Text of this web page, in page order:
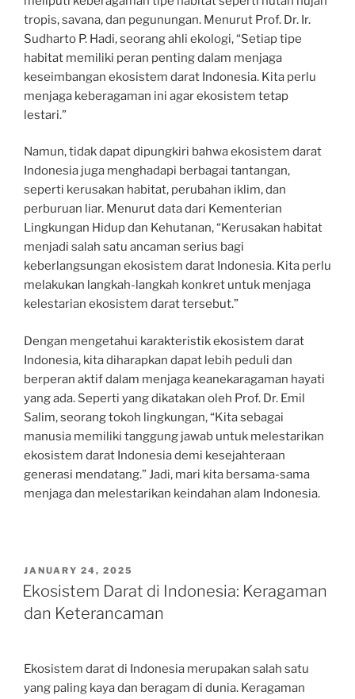
tropis, savana, dan pegunungan. Menurut Prof. Dr. Ir.
Sudharto P. Hadi, seorang ahli ekologi, “Setiap tipe
habitat memiliki peran penting dalam menjaga
keseimbangan ekosistem darat Indonesia. Kita perlu
menjaga keberagaman ini agar ekosistem tetap
lestari.”
Namun, tidak dapat dipungkiri bahwa ekosistem darat
Indonesia juga menghadapi berbagai tantangan,
seperti kerusakan habitat, perubahan iklim, dan
perburuan liar. Menurut data dari Kementerian
Lingkungan Hidup dan Kehutanan, “Kerusakan habitat
menjadi salah satu ancaman serius bagi
keberlangsungan ekosistem darat Indonesia. Kita perlu
melakukan langkah-langkah konkret untuk menjaga
kelestarian ekosistem darat tersebut.”
Dengan mengetahui karakteristik ekosistem darat
Indonesia, kita diharapkan dapat lebih peduli dan
berperan aktif dalam menjaga keanekaragaman hayati
yang ada. Seperti yang dikatakan oleh Prof. Dr. Emil
Salim, seorang tokoh lingkungan, “Kita sebagai
manusia memiliki tanggung jawab untuk melestarikan
ekosistem darat Indonesia demi kesejahteraan
generasi mendatang.” Jadi, mari kita bersama-sama
menjaga dan melestarikan keindahan alam Indonesia.
POSTED
ON
JANUARY 24, 2025
Ekosistem Darat di Indonesia: Keragaman
dan Keterancaman
Ekosistem darat di Indonesia merupakan salah satu
yang paling kaya dan beragam di dunia. Keragaman